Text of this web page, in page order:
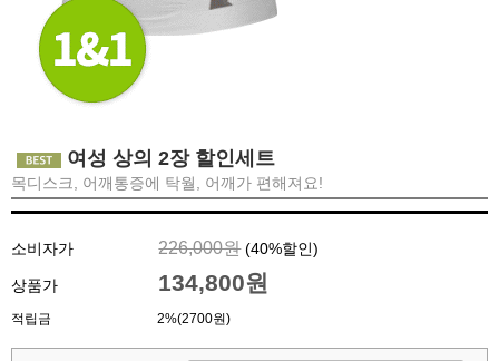
여성 상의 2장 할인세트
목디스크, 어깨통증에 탁월, 어깨가 편해져요!
소비자가 226,000원 (40%할인)
상품가 134,800원
적립금 2%(2700원)